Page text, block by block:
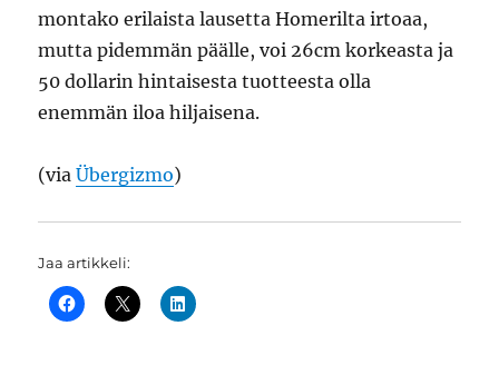
montako erilaista lausetta Homerilta irtoaa,
mutta pidemmän päälle, voi 26cm korkeasta ja
50 dollarin hintaisesta tuotteesta olla
enemmän iloa hiljaisena.
(viaÜbergizmo)
Jaa artikkeli: